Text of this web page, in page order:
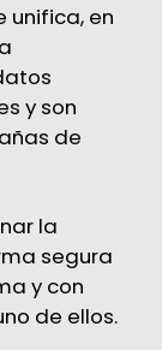
unifica, en
y son
de
la
segura
y con
de ellos.